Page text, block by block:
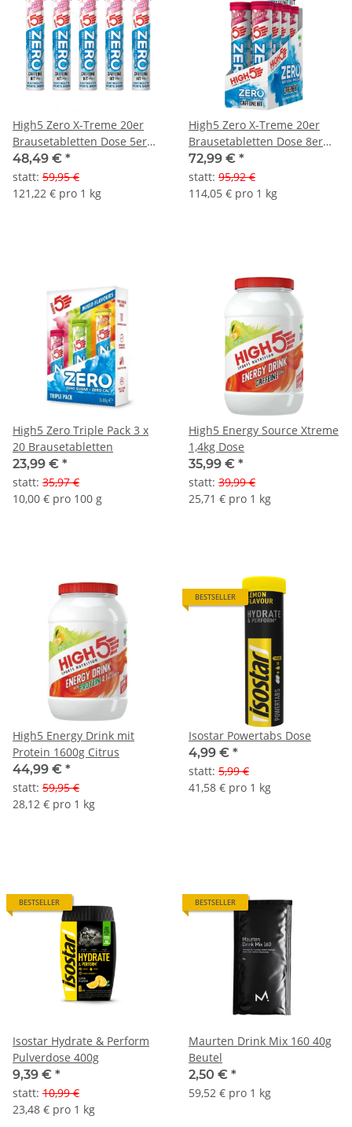
High5 Zero X-Treme 20er
Brausetabletten Dose 5er
Pack
48,49 € *
statt: 59,95 €
121,22 € pro 1 kg
High5 Zero X-Treme 20er
Brausetabletten Dose 8er
Pack
72,99 € *
statt: 95,92 €
114,05 € pro 1 kg
High5 Zero Triple Pack 3 x
20 Brausetabletten
23,99 € *
statt: 35,97 €
10,00 € pro 100 g
High5 Energy Source Xtreme
1,4kg Dose
35,99 € *
statt: 39,99 €
25,71 € pro 1 kg
High5 Energy Drink mit
Protein 1600g Citrus
44,99 € *
statt: 59,95 €
28,12 € pro 1 kg
BESTSELLER
Isostar Powertabs Dose
4,99 € *
statt: 5,99 €
41,58 € pro 1 kg
BESTSELLER
Isostar Hydrate & Perform
Pulverdose 400g
9,39 € *
statt: 10,99 €
23,48 € pro 1 kg
BESTSELLER
Maurten Drink Mix 160 40g
Beutel
2,50 € *
59,52 € pro 1 kg